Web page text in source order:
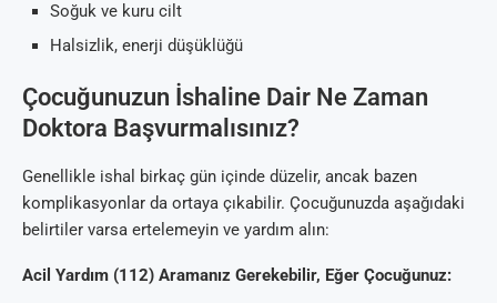
Soğuk ve kuru cilt
Halsizlik, enerji düşüklüğü
Çocuğunuzun İshaline Dair Ne Zaman
Doktora Başvurmalısınız?
Genellikle ishal birkaç gün içinde düzelir, ancak bazen
komplikasyonlar da ortaya çıkabilir. Çocuğunuzda aşağıdaki
belirtiler varsa ertelemeyin ve yardım alın:
Acil Yardım (112) Aramanız Gerekebilir, Eğer Çocuğunuz: